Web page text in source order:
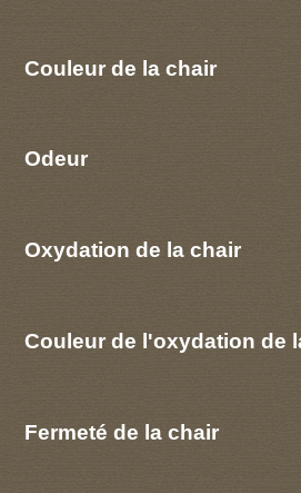
Couleur de la chair
Odeur
Oxydation de la chair
Couleur de l'oxydation de
Fermeté de la chair